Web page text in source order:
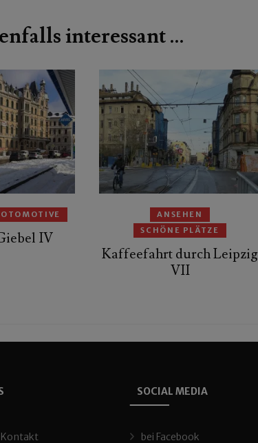
interessant …
IV
ANSEHEN
SCHÖNE PLÄTZE
Kaffeefahrt durch Leipzig
VII
Kontakt
SOCIAL MEDIA
bei Facebook